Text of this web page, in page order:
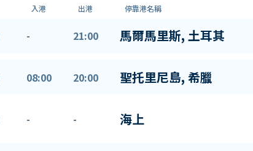
入港 出港 停靠港名稱
- 21:00 馬爾馬里斯, 土耳其
08:00 20:00 聖托里尼島, 希臘
- - 海上